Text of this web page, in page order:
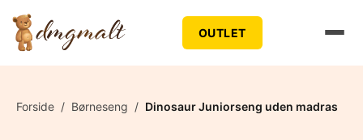
OUTLET
Forside / Børneseng / Dinosaur Juniorseng uden madras